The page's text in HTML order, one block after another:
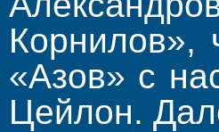
Корнилов»,
«Азов» с
Цейлон.